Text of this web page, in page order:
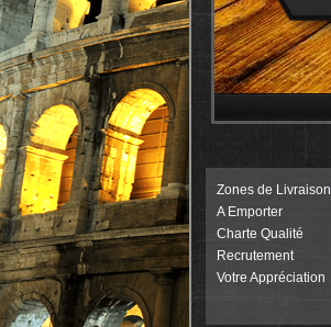
Zones de Livraison
A Emporter
Charte Qualité
Recrutement
Votre Appréciation